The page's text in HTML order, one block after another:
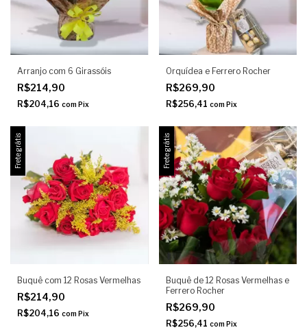
Arranjo com 6 Girassóis
R$214,90
R$204,16 com Pix
Orquídea e Ferrero Rocher
R$269,90
R$256,41 com Pix
Frete grátis
Buquê com 12 Rosas Vermelhas
R$214,90
R$204,16 com Pix
Frete grátis
Buquê de 12 Rosas Vermelhas e
Ferrero Rocher
R$269,90
R$256,41 com Pix